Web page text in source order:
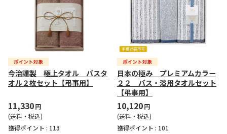
今治謹製 極上タオル バスタ
オル２枚セット【弔事用】
11,330円
(送料・税込)
獲得ポイント : 113
日本の極み プレミアムカラー
２２ バス・浴用タオルセット
【弔事用】
10,120円
(送料・税込)
獲得ポイント : 101